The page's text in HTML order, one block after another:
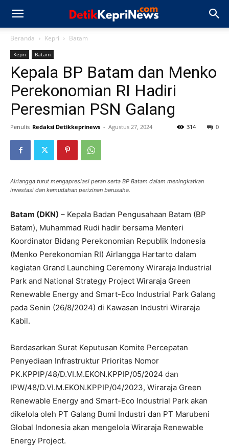
Beranda Kepri Batam
Kepri Batam
Kepala BP Batam dan Menko
Perekonomian RI Hadiri
Peresmian PSN Galang
Penulis Redaksi Detikkeprinews - Agustus 27, 2024 0
314
Airlangga turut mengapresiasi peran serta BP Batam dalam meningkatkan
investasi dan kemudahan perizinan berusaha.
Batam (DKN) – Kepala Badan Pengusahaan Batam (BP
Batam), Muhammad Rudi hadir bersama Menteri
Koordinator Bidang Perekonomian Republik Indonesia
(Menko Perekonomian RI) Airlangga Hartarto dalam
kegiatan Grand Launching Ceremony Wiraraja Industrial
Park and National Strategy Project Wiraraja Green
Renewable Energy and Smart-Eco Industrial Park Galang
pada Senin (26/8/2024) di Kawasan Industri Wiraraja
Kabil.
Berdasarkan Surat Keputusan Komite Percepatan
Penyediaan Infrastruktur Prioritas Nomor
PK.KPPIP/48/D.VI.M.EKON.KPPIP/05/2024 dan
IPW/48/D.VI.M.EKON.KPPIP/04/2023, Wiraraja Green
Renewable Energy and Smart-Eco Industrial Park akan
dikelola oleh PT Galang Bumi Industri dan PT Marubeni
Global Indonesia akan mengelola Wiraraja Renewable
Energy Project.